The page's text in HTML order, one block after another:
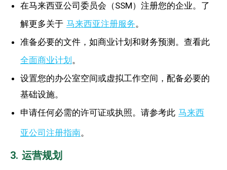
在马来西亚公司委员会（SSM）注册您的企业。了
解更多关于 马来西亚注册服务。
准备必要的文件，如商业计划和财务预测。查看此
全面商业计划。
设置您的办公室空间或虚拟工作空间，配备必要的
基础设施。
申请任何必需的许可证或执照。请参考此 马来西
亚公司注册指南。
3. 运营规划